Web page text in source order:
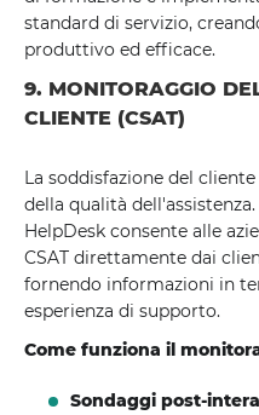
standard di servizio,
produttivo ed efficace.
9. MONITORAGGIO
CLIENTE (CSAT)
La soddisfazione del
della qualità
HelpDesk consente alle
CSAT direttamente dai
fornendo informazioni in
esperienza di supporto.
Come funziona il
Sondaggi post-